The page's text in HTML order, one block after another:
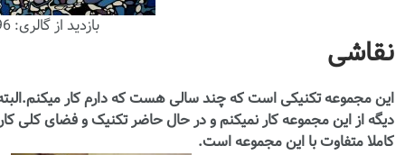
بازدید از گالری: 396 بار
نقاشی
این مجموعه تکنیکی است که چند سالی هست که دارم کار
دیگه از این مجموعه کار نمیکنم و در حال حاضر تکنیک و فضای کلی
کاملا متفاوت با این مجموعه است.